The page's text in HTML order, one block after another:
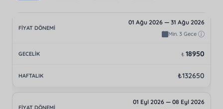
01 Ağu 2026 — 31 Ağu 2026
Min. 3 Gece
₺ 18950
₺132650
01 Eyl 2026 — 08 Eyl 2026